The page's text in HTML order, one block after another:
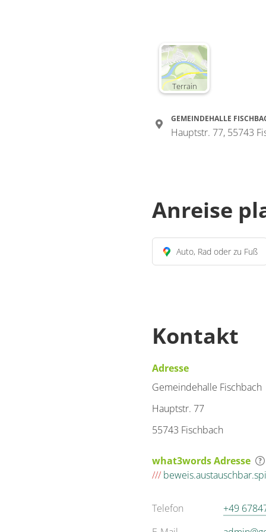
Terrain
GEMEINDEHALLE
Hauptstr. 77, 55743
Anreise
Auto, Rad oder zu Fuß
Kontakt
Adresse
Gemeindehalle Fischbach
Hauptstr. 77
55743 Fischbach
what3words Adresse
///
Telefon
+49